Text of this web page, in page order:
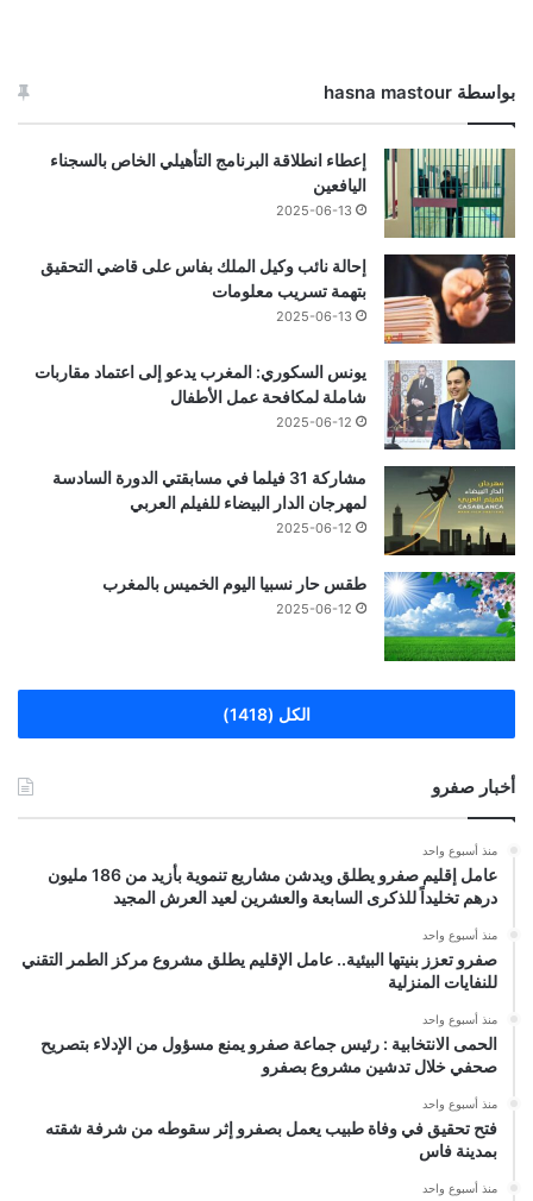
بواسطة hasna mastour
إعطاء انطلاقة البرنامج التأهيلي الخاص بالسجناء
اليافعين
2025-06-13
إحالة نائب وكيل الملك بفاس على قاضي التحقيق
بتهمة تسريب معلومات
2025-06-13
يونس السكوري: المغرب يدعو إلى اعتماد مقاربات
شاملة لمكافحة عمل الأطفال
2025-06-12
مشاركة 31 فيلما في مسابقتي الدورة السادسة
لمهرجان الدار البيضاء للفيلم العربي
2025-06-12
طقس حار نسبيا اليوم الخميس بالمغرب
2025-06-12
الكل (1418)
أخبار صفرو
منذ أسبوع واحد
عامل إقليم صفرو يطلق ويدشن مشاريع تنموية بأزيد من 186 مليون
درهم تخليداً للذكرى السابعة والعشرين لعيد العرش المجيد
منذ أسبوع واحد
صفرو تعزز بنيتها البيئية.. عامل الإقليم يطلق مشروع مركز الطمر التقني
للنفايات المنزلية
منذ أسبوع واحد
الحمى الانتخابية : رئيس جماعة صفرو يمنع مسؤول من الإدلاء بتصريح
صحفي خلال تدشين مشروع بصفرو
منذ أسبوع واحد
فتح تحقيق في وفاة طبيب يعمل بصفرو إثر سقوطه من شرفة شقته
بمدينة فاس
منذ أسبوع واحد